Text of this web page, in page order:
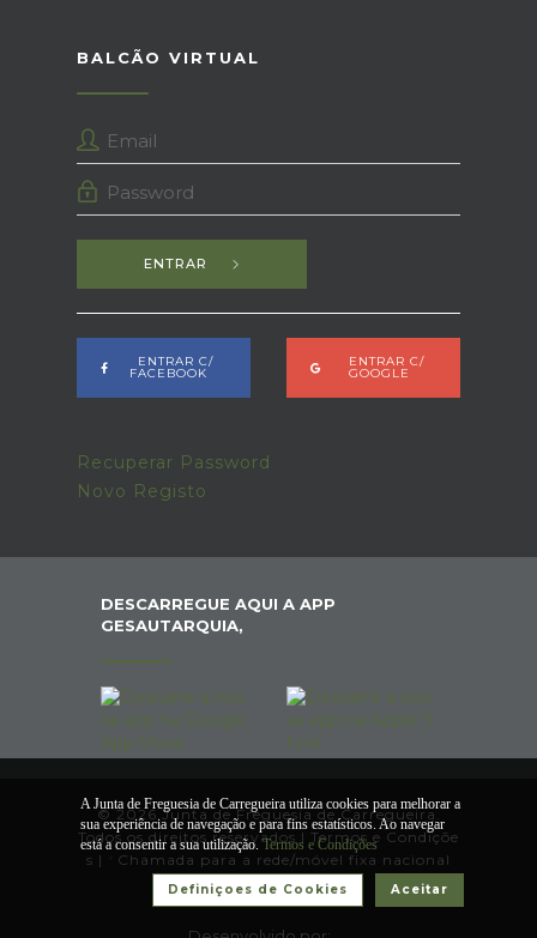
BALCÃO VIRTUAL
ENTRAR
ENTRAR C/
FACEBOOK
ENTRAR C/
GOOGLE
Recuperar Password
Novo Registo
DESCARREGUE AQUI A APP
GESAUTARQUIA,
© 2026 Junta de Freguesia de Carregueira.
Todos os direitos reservados | Termos e Condiçõe
s | Chamada para a rede/móvel fixa nacional
A Junta de Freguesia de Carregueira utiliza cookies para melhorar a
sua experiência de navegação e para fins estatísticos. Ao navegar
está a consentir a sua utilização.Termos e Condições
Aceitar
Definiçoes de Cookies